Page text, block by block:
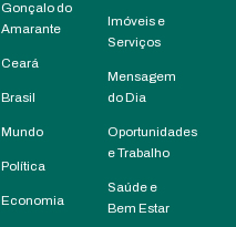
Gonçalo do
Amarante
Ceará
Brasil
Mundo
Política
Economia
Imóveis e
Serviços
Mensagem
do Dia
Oportunidades
e Trabalho
Saúde e
Bem Estar